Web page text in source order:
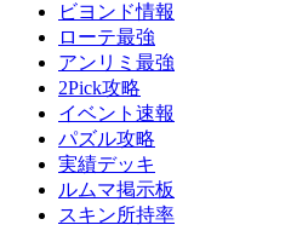
ビヨンド情報
ローテ最強
アンリミ最強
2Pick攻略
イベント速報
パズル攻略
実績デッキ
ルムマ掲示板
スキン所持率